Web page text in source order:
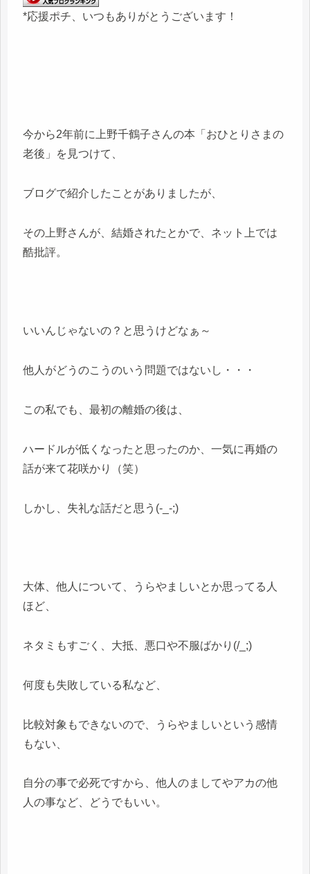
*応援ポチ、いつもありがとうございます！
今から2年前に上野千鶴子さんの本「おひとりさまの
老後」を見つけて、
ブログで紹介したことがありましたが、
その上野さんが、結婚されたとかで、ネット上では
酷批評。
いいんじゃないの？と思うけどなぁ～
他人がどうのこうのいう問題ではないし・・・
この私でも、最初の離婚の後は、
ハードルが低くなったと思ったのか、一気に再婚の
話が来て花咲かり（笑）
しかし、失礼な話だと思う(-_-;)
大体、他人について、うらやましいとか思ってる人
ほど、
ネタミもすごく、大抵、悪口や不服ばかり(/_;)
何度も失敗している私など、
比較対象もできないので、うらやましいという感情
もない、
自分の事で必死ですから、他人のましてやアカの他
人の事など、どうでもいい。